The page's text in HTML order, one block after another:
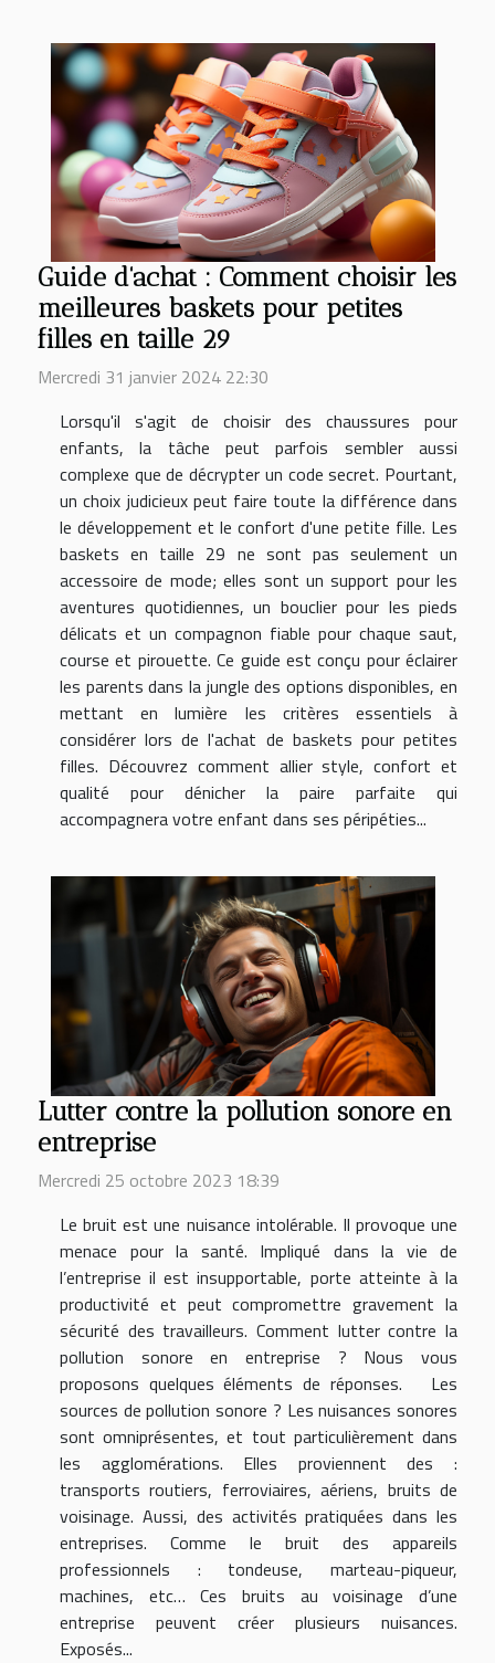
Guide d'achat : Comment choisir les
meilleures baskets pour petites
filles en taille 29
Mercredi 31 janvier 2024 22:30
Lorsqu'il s'agit de choisir des chaussures pour
enfants, la tâche peut parfois sembler aussi
complexe que de décrypter un code secret. Pourtant,
un choix judicieux peut faire toute la différence dans
le développement et le confort d'une petite fille. Les
baskets en taille 29 ne sont pas seulement un
accessoire de mode; elles sont un support pour les
aventures quotidiennes, un bouclier pour les pieds
délicats et un compagnon fiable pour chaque saut,
course et pirouette. Ce guide est conçu pour éclairer
les parents dans la jungle des options disponibles, en
mettant en lumière les critères essentiels à
considérer lors de l'achat de baskets pour petites
filles. Découvrez comment allier style, confort et
qualité pour dénicher la paire parfaite qui
accompagnera votre enfant dans ses péripéties...
Lutter contre la pollution sonore en
entreprise
Mercredi 25 octobre 2023 18:39
Le bruit est une nuisance intolérable. Il provoque une
menace pour la santé. Impliqué dans la vie de
l’entreprise il est insupportable, porte atteinte à la
productivité et peut compromettre gravement la
sécurité des travailleurs. Comment lutter contre la
pollution sonore en entreprise ? Nous vous
proposons quelques éléments de réponses. Les
sources de pollution sonore ? Les nuisances sonores
sont omniprésentes, et tout particulièrement dans
les agglomérations. Elles proviennent des :
transports routiers, ferroviaires, aériens, bruits de
voisinage. Aussi, des activités pratiquées dans les
entreprises. Comme le bruit des appareils
professionnels : tondeuse, marteau-piqueur,
machines, etc… Ces bruits au voisinage d’une
entreprise peuvent créer plusieurs nuisances.
Exposés...